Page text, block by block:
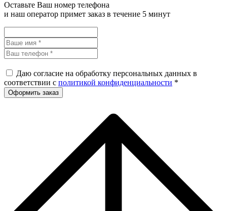
Оставьте Ваш номер телефона
и наш оператор примет заказ в течение 5 минут
Даю согласие на обработку персональных данных в
соответствии с политикой конфиденциальности *